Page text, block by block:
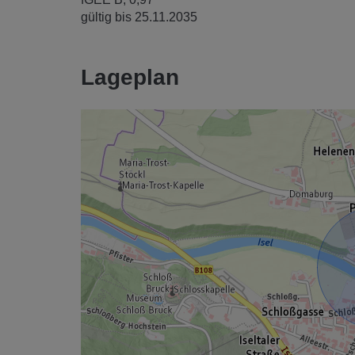
gültig bis 25.11.2035
Lageplan